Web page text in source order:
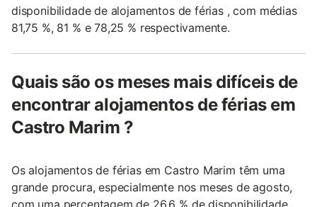
disponibilidade de alojamentos de férias , com médias
81,75 %, 81 % e 78,25 % respectivamente.
Quais são os meses mais difíceis de
encontrar alojamentos de férias em
Castro Marim ?
Os alojamentos de férias em Castro Marim têm uma
grande procura, especialmente nos meses de agosto,